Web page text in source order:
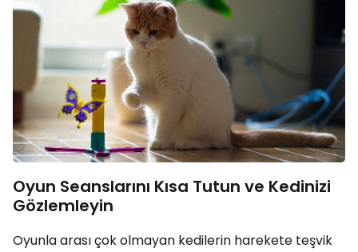
Oyun Seanslarını Kısa Tutun ve Kedinizi
Gözlemleyin
Oyunla arası çok olmayan kedilerin harekete teşvik